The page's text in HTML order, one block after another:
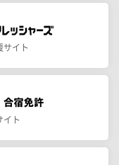
サイト
イト